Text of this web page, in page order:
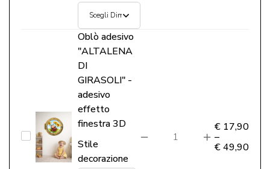
personalizzato
Oblò
adesivo
Oblò adesivo
"ALTALENA
DI
GIRASOLI" -
adesivo
effetto
finestra 3D
Stile
decorazione
€ 17,90
–
€49,90